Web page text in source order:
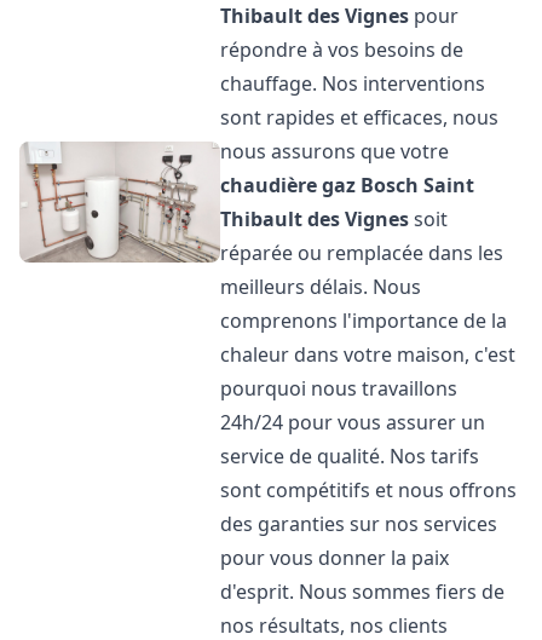
Thibault des Vignes pour
répondre à vos besoins de
chauffage. Nos interventions
sont rapides et efficaces, nous
nous assurons que votre
chaudière gaz Bosch Saint
Thibault des Vignessoit
réparée ou remplacée dans les
meilleurs délais. Nous
comprenons l'importance de la
chaleur dans votre maison, c'est
pourquoi nous travaillons
24h/24 pour vous assurer un
service de qualité. Nos tarifs
sont compétitifs et nous offrons
des garanties sur nos services
pour vous donner la paix
d'esprit. Nous sommes fiers de
nos résultats, nos clients